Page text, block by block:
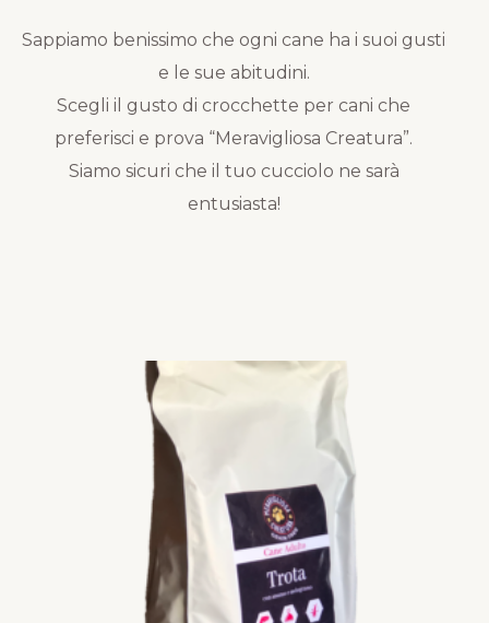
Sappiamo benissimo che ogni cane ha i suoi gusti
e le sue abitudini.
Scegli il gusto di crocchette per cani che
preferisci e prova “Meravigliosa Creatura”.
Siamo sicuri che il tuo cucciolo ne sarà
entusiasta!